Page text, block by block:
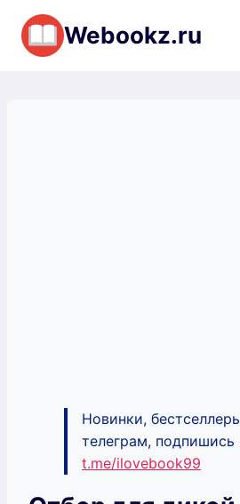
Перейти
содержимому
Webookz.ru
Новинки,
телеграм, подпишись
t.me/ilovebook99